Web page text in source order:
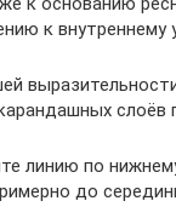
к внутреннему
слоёв
линию по
до